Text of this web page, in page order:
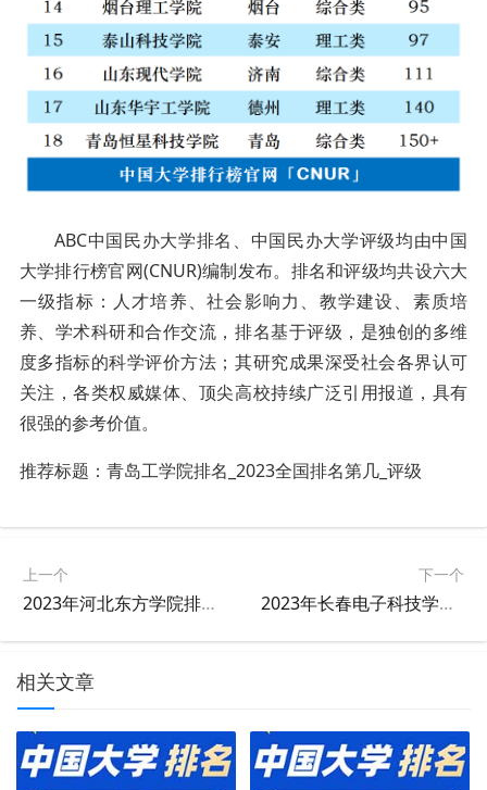
ABC中国民办大学排名、中国民办大学评级均由中国
大学排行榜官网(CNUR)编制发布。排名和评级均共设六大
一级指标：人才培养、社会影响力、教学建设、素质培
养、学术科研和合作交流，排名基于评级，是独创的多维
度多指标的科学评价方法；其研究成果深受社会各界认可
关注，各类权威媒体、顶尖高校持续广泛引用报道，具有
很强的参考价值。
推荐标题： 青岛工学院排名 _2023全国排名第几_评级
上一个
2023年河北东方学院排名_评级
下一个
2023年长春电子科技学院排名_评级
相关文章